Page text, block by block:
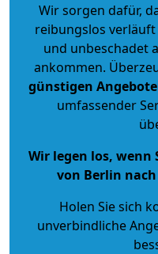
Wir sorgen dafür,
reibungslos
und unbeschadet
ankommen.
günstigen
umfassender
Wir legen los, wenn
von Berlin
Holen Sie sich
unverbindliche